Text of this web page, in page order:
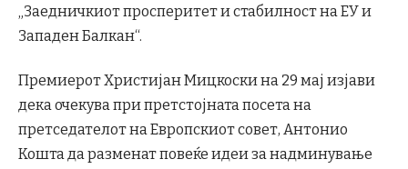
„Заедничкиот просперитет и стабилност на ЕУ и
Западен Балкан“.
Премиерот Христијан Мицкоски на 29 мај изјави
дека очекува при претстојната посета на
претседателот на Европскиот совет, Антонио
Кошта да разменат повеќе идеи за надминување